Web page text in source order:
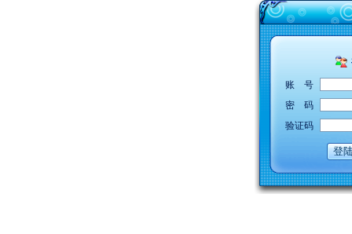
账
号
密
码
验证码